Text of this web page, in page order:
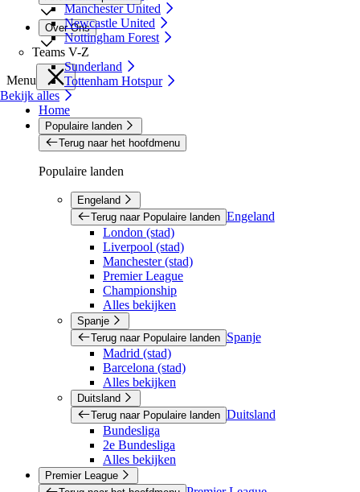
Manchester United
Newcastle United
Nottingham Forest
Teams V-Z
Sunderland
Tottenham Hotspur
Bekijk alles
Over Ons
Menu
Home
Populaire landen
Terug naar het hoofdmenu
Populaire landen
Engeland
Terug naar Populaire landen Engeland
London (stad)
Liverpool (stad)
Manchester (stad)
Premier League
Championship
Alles bekijken
Spanje
Terug naar Populaire landen
Spanje
Madrid (stad)
Barcelona (stad)
Alles bekijken
Duitsland
Terug naar Populaire landen Duitsland
Bundesliga
2e Bundesliga
Alles bekijken
Premier League